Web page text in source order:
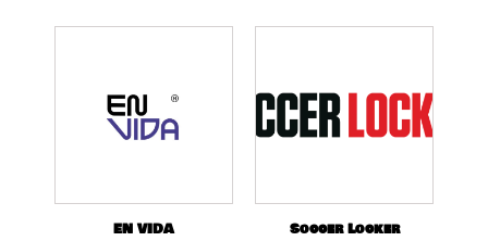
EN VIDA Soccer Locker